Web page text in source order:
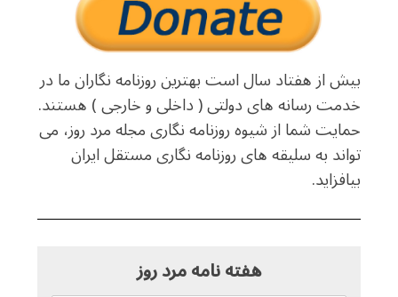
بیش از هفتاد سال است بهترین روزنامه نگاران ما در
خدمت رسانه های دولتی ( داخلی و خارجی ) هستند.
حمایت شما از شیوه روزنامه نگاری مجله مرد روز، می
تواند به سلیقه های روزنامه نگاری مستقل ایران
بیافزاید.
هفته نامه مرد روز